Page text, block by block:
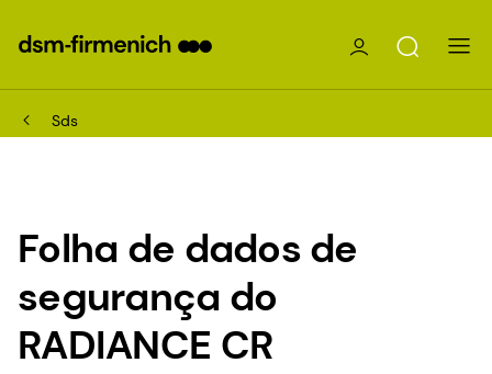
Sds
Folha de dados de
segurança do
RADIANCE CR